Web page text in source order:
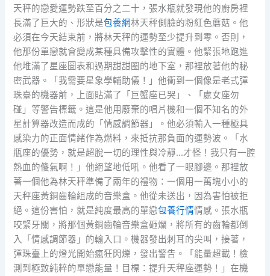
天秤的戀愛運勢跌至百分之二十，張水瓶就發現他的廚房裡
長滿了巨大的、形狀是包養網林天秤側臉的粉紅色蘑菇。他
必須在今天結束前，將林天秤的運勢至少提升到零。否則，
他那份單戀就會變成某種具備攻擊性的實體。他緊張地跑進
他堆滿了星座圖表和過期甜甜圈的地下室，那裡放著他的秘
密武器。「我需要星象學輔助儀！」他衝到一個像是老式彈
珠臺的機器前，上面貼滿了「巨蟹座已哭」、「處女座勿
碰」等警告標籤。這是他用廢棄的唱片機和一個不知名的外
星計算器改造而成的「情感調節器」。他必須輸入一種極具
感染力的正面情緒作為燃料，來抵抗那負面的運勢波。「水
瓶座的優勢，就是超脫一切的理性與冷靜…才怪！我只有一腔
熱血的傻氣啊！」他絕望地低吼。他看了一眼腳邊。那裡放
著一個他為林天秤準備了兩年的禮物：一個用一萬塊小小的
天秤座黃銅齒輪組成的音樂盒。他從未送出，因為害怕被拒
絕。這份害怕，就是純度最高的單戀包養行情情感。張水瓶
咬緊牙關，將那個黃銅齒輪音樂盒砸爛，將所有的齒輪都倒
入「情感調節器」的輸入口。機器發出刺耳的尖叫，接著，
彈珠臺上的燈光開始瘋狂閃爍，發出警告。「能量超載！檢
測到極致純粹的單戀能量！目標：提升天秤座運勢！」在機